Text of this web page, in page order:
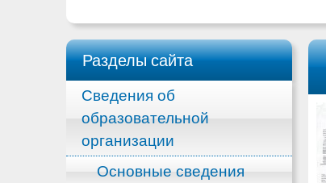
Разделы сайта
Сведения об
образовательной
организации
Основные сведения